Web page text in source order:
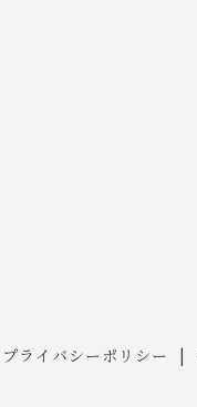
プライバシーポリシー